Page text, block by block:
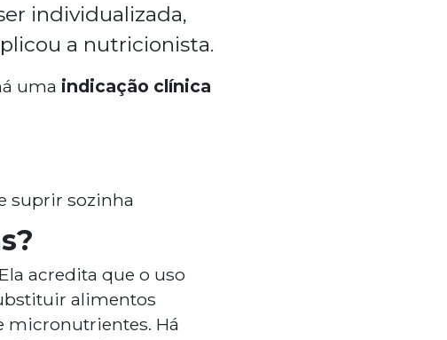
individualizada,
a nutricionista.
uma indicação clínica
suprir sozinha
acredita que o uso
alimentos
micronutrientes. Há